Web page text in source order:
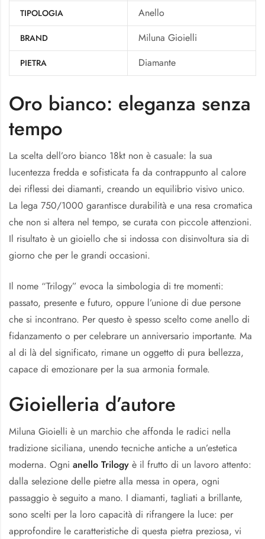
TIPOLOGIA Anello
BRAND Miluna Gioielli
PIETRA Diamante
Oro bianco: eleganza senza
tempo
La scelta dell’oro bianco 18kt non è casuale: la sua
lucentezza fredda e sofisticata fa da contrappunto al calore
dei riflessi dei diamanti, creando un equilibrio visivo unico.
La lega 750/1000 garantisce durabilità e una resa cromatica
che non si altera nel tempo, se curata con piccole attenzioni.
Il risultato è un gioiello che si indossa con disinvoltura sia di
giorno che per le grandi occasioni.
Il nome “Trilogy” evoca la simbologia di tre momenti:
passato, presente e futuro, oppure l’unione di due persone
che si incontrano. Per questo è spesso scelto come anello di
fidanzamento o per celebrare un anniversario importante. Ma
al di là del significato, rimane un oggetto di pura bellezza,
capace di emozionare per la sua armonia formale.
Gioielleria d’autore
Miluna Gioielli è un marchio che affonda le radici nella
tradizione siciliana, unendo tecniche antiche a un’estetica
moderna. Ogni anello Trilogy è il frutto di un lavoro attento:
dalla selezione delle pietre alla messa in opera, ogni
passaggio è seguito a mano. I diamanti, tagliati a brillante,
sono scelti per la loro capacità di rifrangere la luce: per
approfondire le caratteristiche di questa pietra preziosa, vi